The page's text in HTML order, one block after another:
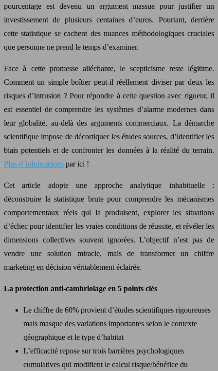
pourcentage est devenu un argument massue pour justifier un
investissement de plusieurs centaines d’euros. Pourtant, derrière
cette statistique se cachent des nuances méthodologiques cruciales
que personne ne prend le temps d’examiner.
Face à cette promesse alléchante, le scepticisme reste légitime.
Comment un simple boîtier peut-il réellement diviser par deux les
risques d’intrusion ? Pour répondre à cette question avec rigueur, il
est essentiel de comprendre les systèmes d’alarme modernes dans
leur globalité, au-delà des arguments commerciaux. La démarche
scientifique impose de décortiquer les études sources, d’identifier les
biais potentiels et de confronter les données à la réalité du terrain.
Plus d’informations par ici !
Cet article adopte une approche analytique inhabituelle :
déconstruire la statistique brute pour comprendre les mécanismes
comportementaux réels qui la produisent, explorer les situations
d’échec pour identifier les vraies conditions de réussite, et révéler les
dimensions collectives souvent ignorées. L’objectif n’est pas de
vendre une solution miracle, mais de transformer un chiffre
marketing en décision véritablement éclairée.
La protection anti-cambriolage en 5 points clés
Le chiffre de 60% provient d’études scientifiques rigoureuses
mais masque des variations importantes selon le contexte
géographique et le type d’habitat
L’efficacité repose sur trois barrières psychologiques
cumulatives qui modifient le calcul risque/bénéfice du